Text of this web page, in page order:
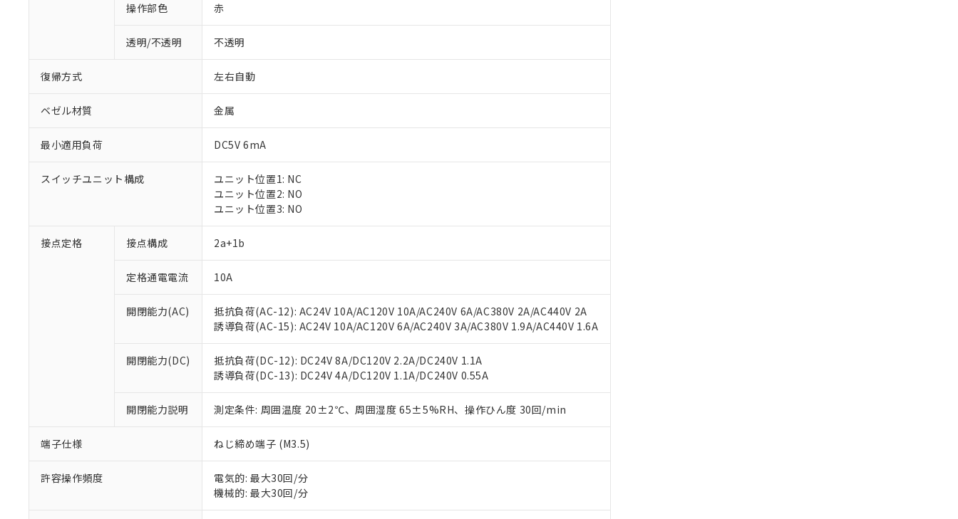
操作部色 赤
透明/不透明 不透明
復帰方式 左右自動
ベゼル材質 金属
最小適用負荷 DC5V 6mA
スイッチユニット構成
ユニット位置1: NC
ユニット位置2: NO
ユニット位置3: NO
接点定格 接点構成 2a+1b
定格通電電流 10A
開閉能力(AC)
抵抗負荷(AC-12): AC24V 10A/AC120V 10A/AC240V 6A/AC380V 2A/AC440V 2A
誘導負荷(AC-15): AC24V 10A/AC120V 6A/AC240V 3A/AC380V 1.9A/AC440V 1.6A
開閉能力(DC)
抵抗負荷(DC-12): DC24V 8A/DC120V 2.2A/DC240V 1.1A
誘導負荷(DC-13): DC24V 4A/DC120V 1.1A/DC240V 0.55A
開閉能力説明 測定条件: 周囲温度 20±2℃、周囲湿度 65±5%RH、操作ひん度 30回/min
端子仕様 ねじ締め端子 (M3.5)
許容操作頻度
電気的: 最大30回/分
機械的: 最大30回/分
ご利用条件
以下の条件をお読みいただき、同意のうえご利用ください。
本サービスは、当社制御機器事業取扱商品の当社在庫状況および標準価格(税抜)を提供させていただ
くものです。
当社制御機器事業取扱商品の中には、本サービスの対象外となる商品もあることをご了承ください。
のであり、閲覧された時点での実際の在庫および標準価格とは異なる場合があることをご了承くださ
い。
正式な納期状況および標準価格はお客様のお取引先、またはお客様担当のオムロン制御機器販売店・
当社販売員にご相談ください。
オムロン制御機器販売店や当社販売拠点は「販売ネットワーク
」をご確認ください。
在庫状況および標準価格結果を当社の事前の承諾なく第三者に漏洩または開示しないようお願いしま
マイパーツ機能（部品リスト作成サービス）をご利用いただくには、I-Webメンバーズにご登録され
ている必要があります。
お客様が当ウェブサイト上で当社にご登録された部品リストについて、当社および当社の共同利用者
※1 対応状況
対応済み：EU RoHS指令（10物質）の非含有に対応した製品が提供可能な商品です。
対応予定：EU RoHS指令（10物質）の非含有に対応した製品に切り替える予定のある商品です。
対応予定なし：EU RoHS指令（10物質）の非含有に非対応の商品で、対応品を出す予定はありません。
非該当品：ライセンス料など無形物で、有害物質有無と関係のない商品です。
仕入先様の事情により、非含有部品としていたものが、含有品と判明した場合などやむを得ず変更すること
があります。
*EU RoHS指令（10物質）：
鉛(Pb) 1000ppm以下、 水銀(Hg) 1000ppm以下、 カドミウム(Cd) 100ppm以下、
六価クロム(Cr(Ⅵ)) 1000ppm以下、ポリ臭化ビフェニル類(PBB) 1000ppm以下、ポリ臭化ジフェニルエーテル類(PBDE) 1000ppm以下、
但し、RoHS指令で産業用監視および制御機器に対する適用除外項目は除く。
フタル酸エステル類の４物質については閾値を超える意図的な使用がないことを確認しています。
※2 対応予定月
部品在庫の切り替え状況などにより、予定月が前後することがあります。
※3 非含有証明書ダウンロード
※1 中国RoHS○×表
「－」：未確認です。当社販売部門へお問い合わせください。
*中国RoHS10物質の基準値 (GB/T26572)：
Pb(鉛) :1000ppm、 Hg(水銀) : 1000ppm、 Cd(カドミウム) : 100ppm、
Cr(Ⅵ)(六価クロム) : 1000ppm、 PBBs(ポリ臭化ビフェニル類) : 1000ppm、 PBDEs(ポリ臭化ジフェニルエーテル類) : 1000ppm、
DBP(フタル酸ジブチル) : 1000ppm、 DIBP(フタル酸ジイソブチル) : 1000ppm、 BBP(フタル酸ブチルベンジル) : 1000ppm、
DEHP(フタル酸ビス(2-エチルヘキシル)) : 1000ppm
※2 環境保護使用期限
「ｅ」：有害物質（10物質）のすべてが基準値以下であることを示します。
「10」：通常の使用状況下において有害物質が外部に漏えいし、環境に深刻な影響を及ぼさない年数を意
味します。
当社は、これら貴社製品のうち、外国為替および外国貿易法に定める商品（以下｢規制貨物等」とい
う）を輸出または国外への提供する場合は、日本国政府の輸出許可(または役務取引許可)を取得する
当社は規制貨物を破棄する場合は、完全に破砕するなど、違法に輸出されないよう必要な手段を講じ
ます。
当社は貴社製品を、核兵器、ミサイル、化学兵器、生物兵器またはその他武器並びにこれらの製造装
当社は、貴社製品を第三者に販売する場合は、上記1、2および3の内容を当該第三者に通知します。
また当社は、販売先および販売に係わる関係者が違法に輸出するおそれがある場合は、取り引きをい
たしません。
記
号
説明
○ 一定数以上の在庫あり
△ 一定数には満たないが在庫あり
－
在庫なし(最新の在庫状況については、お客様のお取引先、またはお客様担当のオムロン制御
機器販売店・当社販売員にご確認ください)
空
白
受注生産機種、また在庫状況の情報を公開していない機種